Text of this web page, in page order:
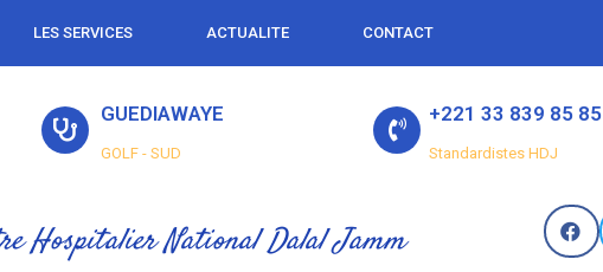
LES SERVICES ACTUALITE CONTACT
GUEDIAWAYE
GOLF - SUD
+221 33 839 85 85
Standardistes HDJ
Hospitalier National Dalal Jamm